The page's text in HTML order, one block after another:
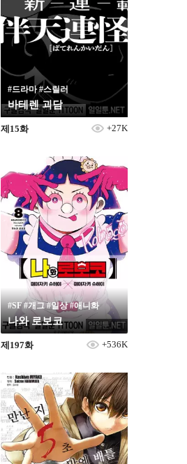
#드라마 #스릴러
바테렌 괴담
제15화 +27K
#SF #개그 #일상 #애니화
나와 로보코
제197화 +536K